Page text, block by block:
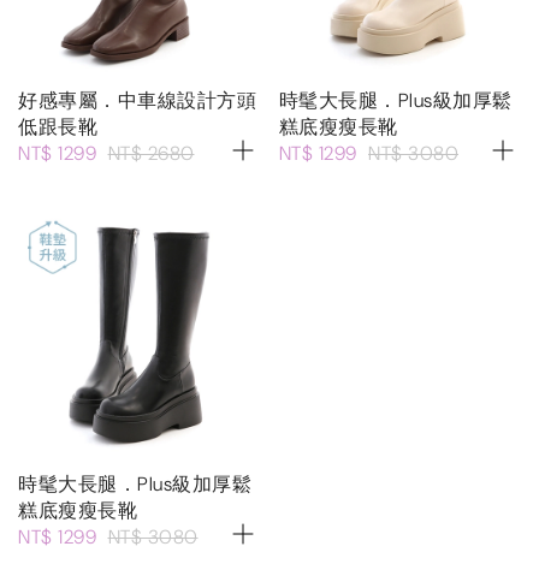
好感專屬．中車線設計方頭
低跟長靴
NT$ 1299 NT$ 2680
時髦大長腿．Plus級加厚鬆
糕底瘦瘦長靴
NT$ 1299 NT$ 3080
時髦大長腿．Plus級加厚鬆
糕底瘦瘦長靴
NT$ 1299 NT$ 3080